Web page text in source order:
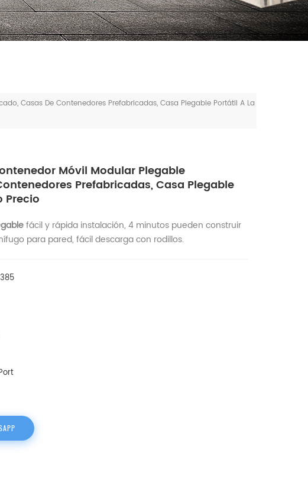
Casas De Contenedores Prefabricadas, Casa Plegable Portátil A La
Móvil Modular Plegable
Prefabricadas, Casa Plegable
Precio
fácil y rápida instalación, 4 minutos pueden construir
para pared, fácil descarga con rodillos.